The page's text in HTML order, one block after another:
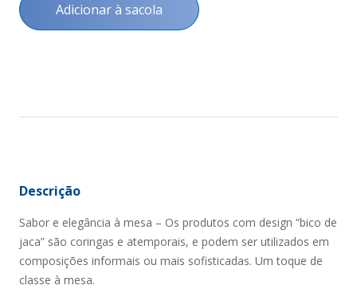
Adicionar à sacola
Descrição
Sabor e elegância à mesa – Os produtos com design “bico de
jaca” são coringas e atemporais, e podem ser utilizados em
composições informais ou mais sofisticadas. Um toque de
classe à mesa.